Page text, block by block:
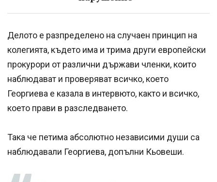
Делото е разпределено на случаен принцип на
колегията, където има и трима други европейски
прокурори от различни държави членки, които
наблюдават и проверяват всичко, което
Георгиева е казала в интервюто, както и всичко,
което прави в разследването.
Така че петима абсолютно независими души са
наблюдавали Георгиева, допълни Кьовеши.